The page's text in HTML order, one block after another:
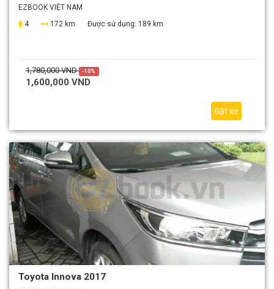
EZBOOK VIỆT NAM
4
172 km Được sử dụng: 189 km
1,780,000 VND -10%
1,600,000 VND
Đặt xe
Toyota Innova 2017